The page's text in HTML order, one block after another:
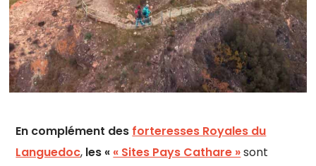
En complément des forteresses Royales du
Languedoc, les « « Sites Pays Cathare »sont